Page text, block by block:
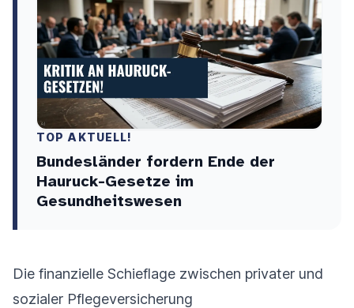
TOP AKTUELL!
Bundesländer fordern Ende der
Hauruck-Gesetze im
Gesundheitswesen
Die finanzielle Schieflage zwischen privater und
sozialer Pflegeversicherung